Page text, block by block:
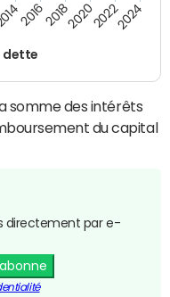
dette
20162018202020222024
somme des intérêts
du capital
directement par e-